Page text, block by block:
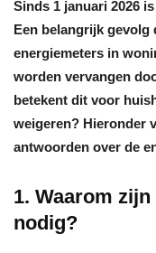
Sinds 1 januari 2026
Een belangrijk gevolg
energiemeters in
worden vervangen
betekent dit voor
weigeren? Hieronder
antwoorden over de
1. Waarom
nodig?